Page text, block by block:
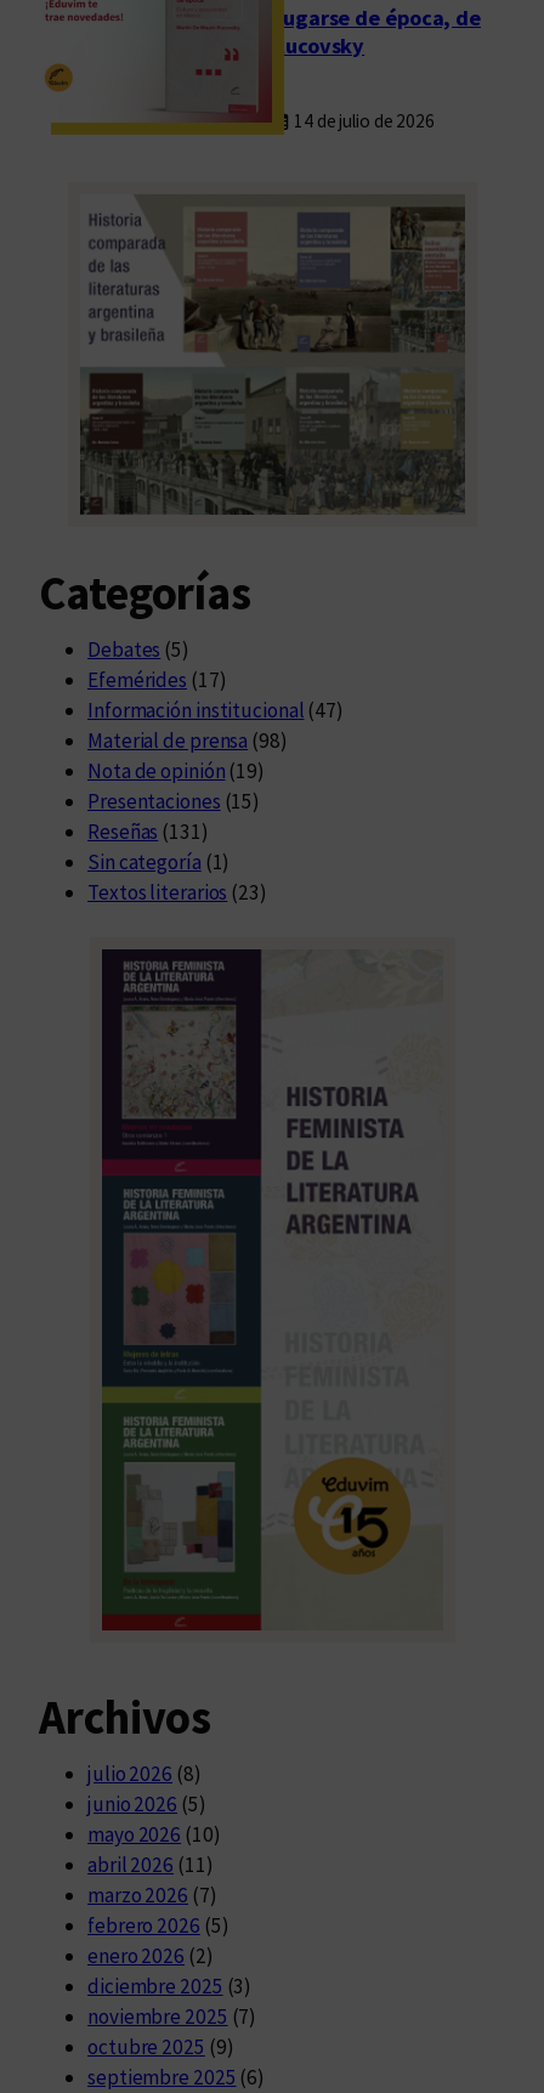
Fugarse de época, de
Rucovsky
14 de julio de 2026
Categorías
Debates (5)
Efemérides (17)
Información institucional (47)
Material de prensa (98)
Nota de opinión (19)
Presentaciones (15)
Reseñas (131)
Sin categoría (1)
Textos literarios (23)
Archivos
julio 2026 (8)
junio 2026 (5)
mayo 2026 (10)
abril 2026 (11)
marzo 2026 (7)
febrero 2026 (5)
enero 2026 (2)
diciembre 2025 (3)
noviembre 2025 (7)
octubre 2025 (9)
septiembre 2025 (6)